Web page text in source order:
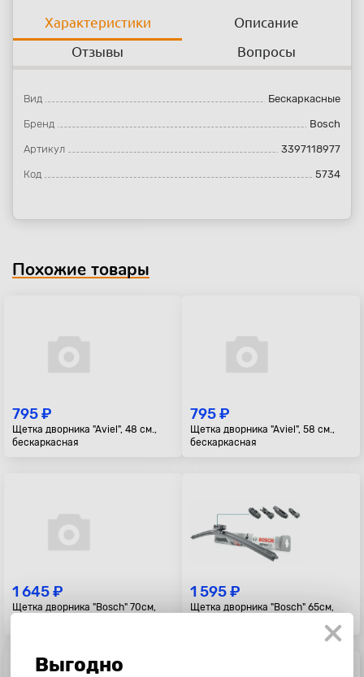
Характеристики
Описание
Отзывы
Вопросы
Вид Бескаркасные
Бренд Bosch
Артикул 3397118977
Код 5734
Похожие товары
795 ₽
Щетка дворника "Aviel", 48 см.,
бескаркасная
795 ₽
Щетка дворника "Aviel", 58 см.,
бескаркасная
1 645 ₽
Щетка дворника "Bosch" 70см,
1 595 ₽
Щетка дворника "Bosch" 65см,
Выгодно